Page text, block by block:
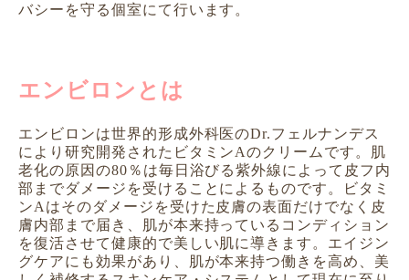
バシーを守る個室にて行います。
エンビロンとは
エンビロンは世界的形成外科医のDr.フェルナンデス
により研究開発されたビタミンAのクリームです。肌
老化の原因の80％は毎日浴びる紫外線によって皮フ内
部までダメージを受けることによるものです。ビタミ
ンAはそのダメージを受けた皮膚の表面だけでなく皮
膚内部まで届き、肌が本来持っているコンディション
を復活させて健康的で美しい肌に導きます。エイジン
グケアにも効果があり、肌が本来持つ働きを高め、美